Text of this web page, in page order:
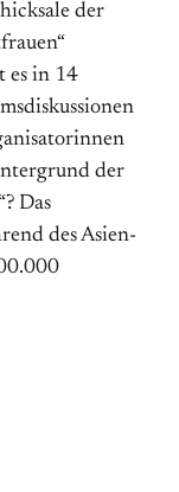
der
es in 14
der
Das
des Asien-